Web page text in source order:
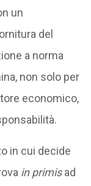
un
del
a norma
non solo per
economico,
in cui decide
in primisad